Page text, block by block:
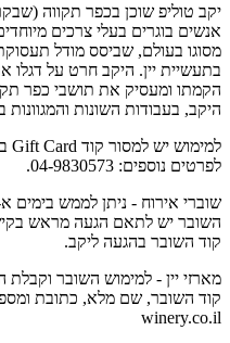
יקב טוליפ שוכן בכפר תקווה
אנשים בוגרים בעלי צרכים
מסוגו בעולם, שביסס מודל
בתעשיית יין. היקב חרט על דגלו
הקמתו ומעסיק את תושבי כפר
היקב, בעבודות השונות והמגוונות
לפרטים נוספים: 04-9830573.
קוד השובר בהגעה ליקב.
מארזי יין - למימוש השובר
קוד השובר, שם מלא, כתובת
winery.co.il